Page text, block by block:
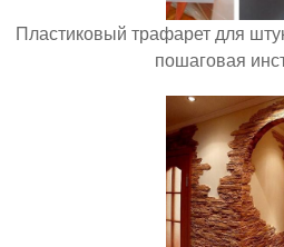
Пластиковый трафарет для
пошаговая